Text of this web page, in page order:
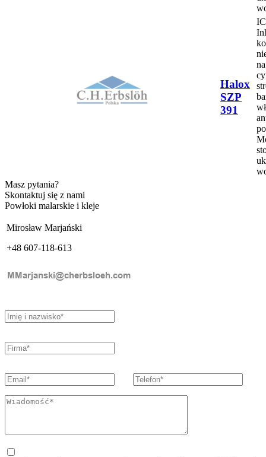
Halox
SZP
391
Masz pytania?
Skontaktuj się z nami
Powłoki malarskie i kleje
Mirosław Marjański
+48 607-118-613